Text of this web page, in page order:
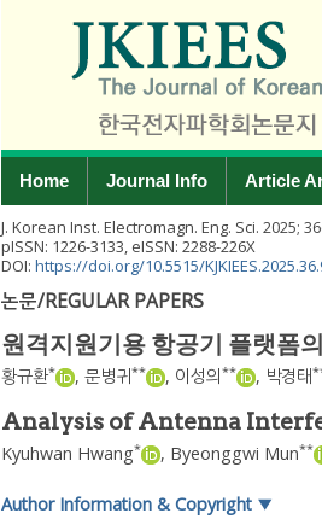
Home Journal Info Article
J. Korean Inst. Electromagn. Eng. Sci. 2025; 36
pISSN: 1226-3133, eISSN: 2288-226X
DOI: https://doi.org/10.5515/
논문/REGULAR PAPERS
원격지원기용 항공기 플랫폼
황규환* , 문병귀** , 이성의** , 박경태
Analysis of Antenna
Kyuhwan Hwang* , Byeonggwi Mun**
Author Information & Copyright ▼